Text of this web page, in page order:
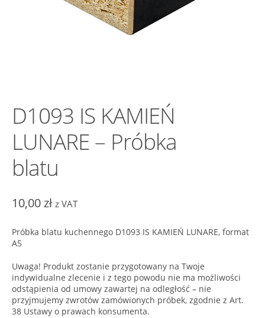
D1093 IS KAMIEŃ
LUNARE – Próbka
blatu
10,00zł z VAT
Próbka blatu kuchennego D1093 IS KAMIEŃ LUNARE, format
A5
Uwaga! Produkt zostanie przygotowany na Twoje
indywidualne zlecenie i z tego powodu nie ma możliwości
odstąpienia od umowy zawartej na odległość – nie
przyjmujemy zwrotów zamówionych próbek, zgodnie z Art.
38 Ustawy o prawach konsumenta.